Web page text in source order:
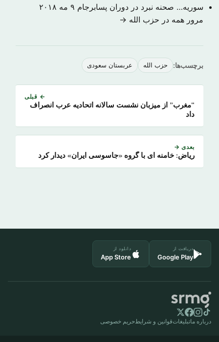
سوریه… صحنه نبرد در دوران پسابرجام ۹ مه ۲۰۱۸
مرور همه در حزب الله →
برچسب‌ها: حزب الله عربستان سعودی
← قبلی
“مغرب” از میزبان نشست سالانه اتحادیه عرب انصراف
داد
بعدی →
ریاض: خامنه ای با گروه «جاسوسی ایران» دیدار کرد
دریافت از
Google Play
دانلود از
App Store
درباره ماتبلیغاتقوانین و شرایط حریم خصوصی